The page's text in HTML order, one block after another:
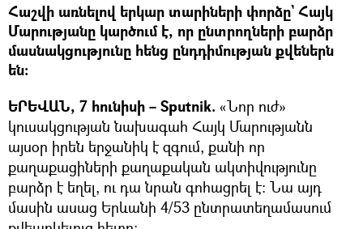
Հաշվի առնելով երկար տարիների փորձը` Հայկ
Մարությանը կարծում է, որ ընտրողների բարձր
մասնակցությունը հենց ընդդիմության քվեներն
են։
ԵՐԵՎԱՆ, 7 հունիսի – Sputnik. «Նոր ուժ»
կուսակցության նախագահ Հայկ Մարությանն
այսօր իրեն երջանիկ է զգում, քանի որ
քաղաքացիների քաղաքական ակտիվությունը
բարձր է եղել, ու դա նրան գոհացրել է։ Նա այդ
մասին ասաց Երևանի 4/53 ընտրատեղամասում